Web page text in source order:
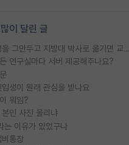
이 달린 글
SSH 박사과정을 그만두고 지방대 박사로 옮기면 교수의 꿈은 끝일까요?
연구실마다 서버 제공해주나요?
생이 원래 관심을 받나요
뭐임?
인 사진 올리냐
는 이유가 있었구나
통장